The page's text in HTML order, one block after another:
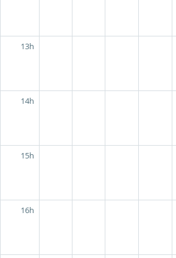
13h
14h
15h
16h